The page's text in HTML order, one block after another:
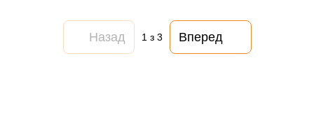
Назад 1з 3 Вперед